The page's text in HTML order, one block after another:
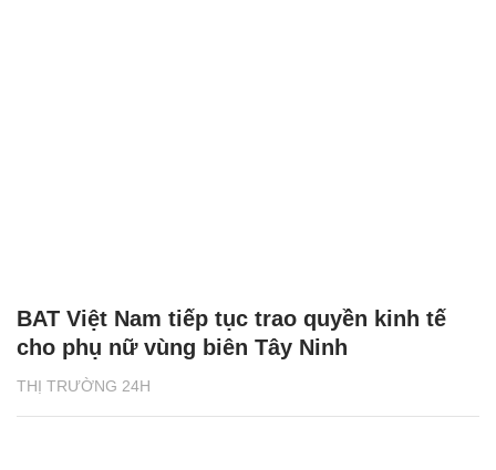
THỊ TRƯỜNG 24H
BAT Việt Nam tiếp tục trao quyền kinh tế
cho phụ nữ vùng biên Tây Ninh